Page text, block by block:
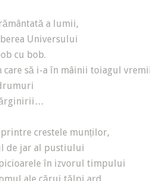
a lumii,
Universului
cu bob.
care să i-a în mâinii toiagul
crestele munților,
de jar al pustiului
în izvorul timpului